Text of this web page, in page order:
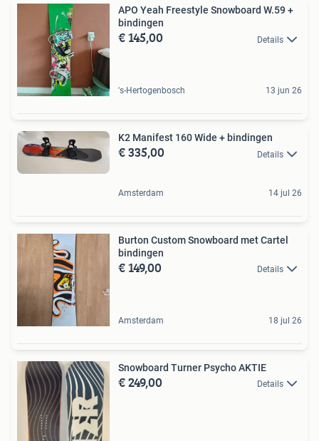
APO Yeah Freestyle Snowboard W.59 +
bindingen
€ 145,00 Details
's-Hertogenbosch 13 jun 26
K2 Manifest 160 Wide + bindingen
€ 335,00 Details
Amsterdam 14 jul 26
Burton Custom Snowboard met Cartel
bindingen
€ 149,00 Details
Amsterdam 18 jul 26
Snowboard Turner Psycho AKTIE
€ 249,00 Details